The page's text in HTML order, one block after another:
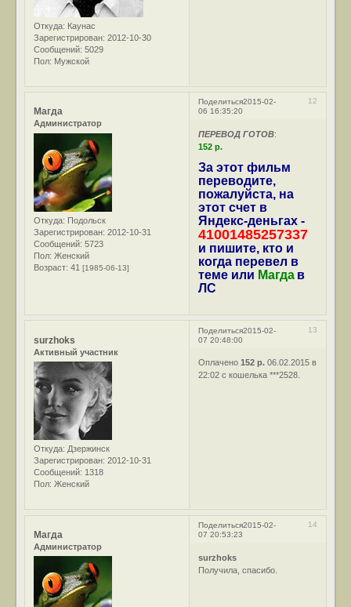
Откуда: Каунас
Зарегистрирован: 2012-10-30
Сообщений: 5029
Пол: Мужской
Поделиться 12
2015-02-
06 16:35:20
Магда
Администратор
Откуда: Подольск
Зарегистрирован: 2012-10-31
Сообщений: 5723
Пол: Женский
Возраст: 41[1985-06-13]
ПЕРЕВОД ГОТОВ:
152 р.
За этот фильм
переводите,
пожалуйста, на
этот счет в
Яндекс-деньгах -
41001485257337
и пишите, кто и
когда перевел в
теме или Магда в
ЛС
Поделиться 13
2015-02-
07 20:48:00
surzhoks
Активный участник
Откуда: Дзержинск
Зарегистрирован: 2012-10-31
Сообщений: 1318
Пол: Женский
Оплачено152 р. 06.02.2015 в
22:02 с кошелька ***2528.
Поделиться 14
2015-02-
07 20:53:23
Магда
Администратор
surzhoks
Получила, спасибо.